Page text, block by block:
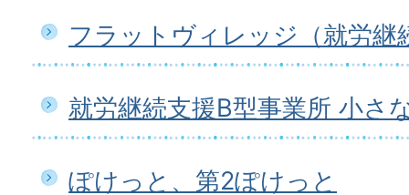
フラットヴィレッジ（就労継
就労継続支援B型事業所 小さ
ぽけっと、第2ぽけっと